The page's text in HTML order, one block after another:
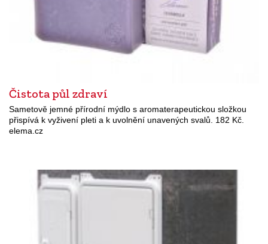
Čistota půl zdraví
Sametově jemné přírodní mýdlo s aromaterapeutickou složkou
přispívá k vyživení pleti a k uvolnění unavených svalů. 182 Kč.
elema.cz